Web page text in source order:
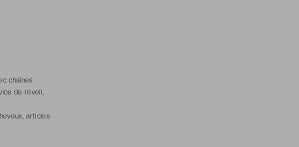
chaînes
de réveil,
articles